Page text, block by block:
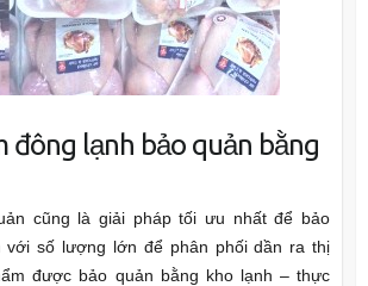
đông lạnh bảo quản bằng
cũng là giải pháp tối ưu nhất để bảo
với số lượng lớn để phân phối dần ra thị
được bảo quản bằng kho lạnh – thực